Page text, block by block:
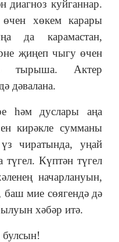
диагноз куйганнар.
хөкем карары
да карамастан,
җиңеп чыгу өчен
тырыша. Актер
дәвалана.
һәм дуслары аңа
кирәкле сумманы
чиратында, уңай
түгел. Күптән түгел
начарлануын,
баш мие сөягендә дә
хәбәр итә.